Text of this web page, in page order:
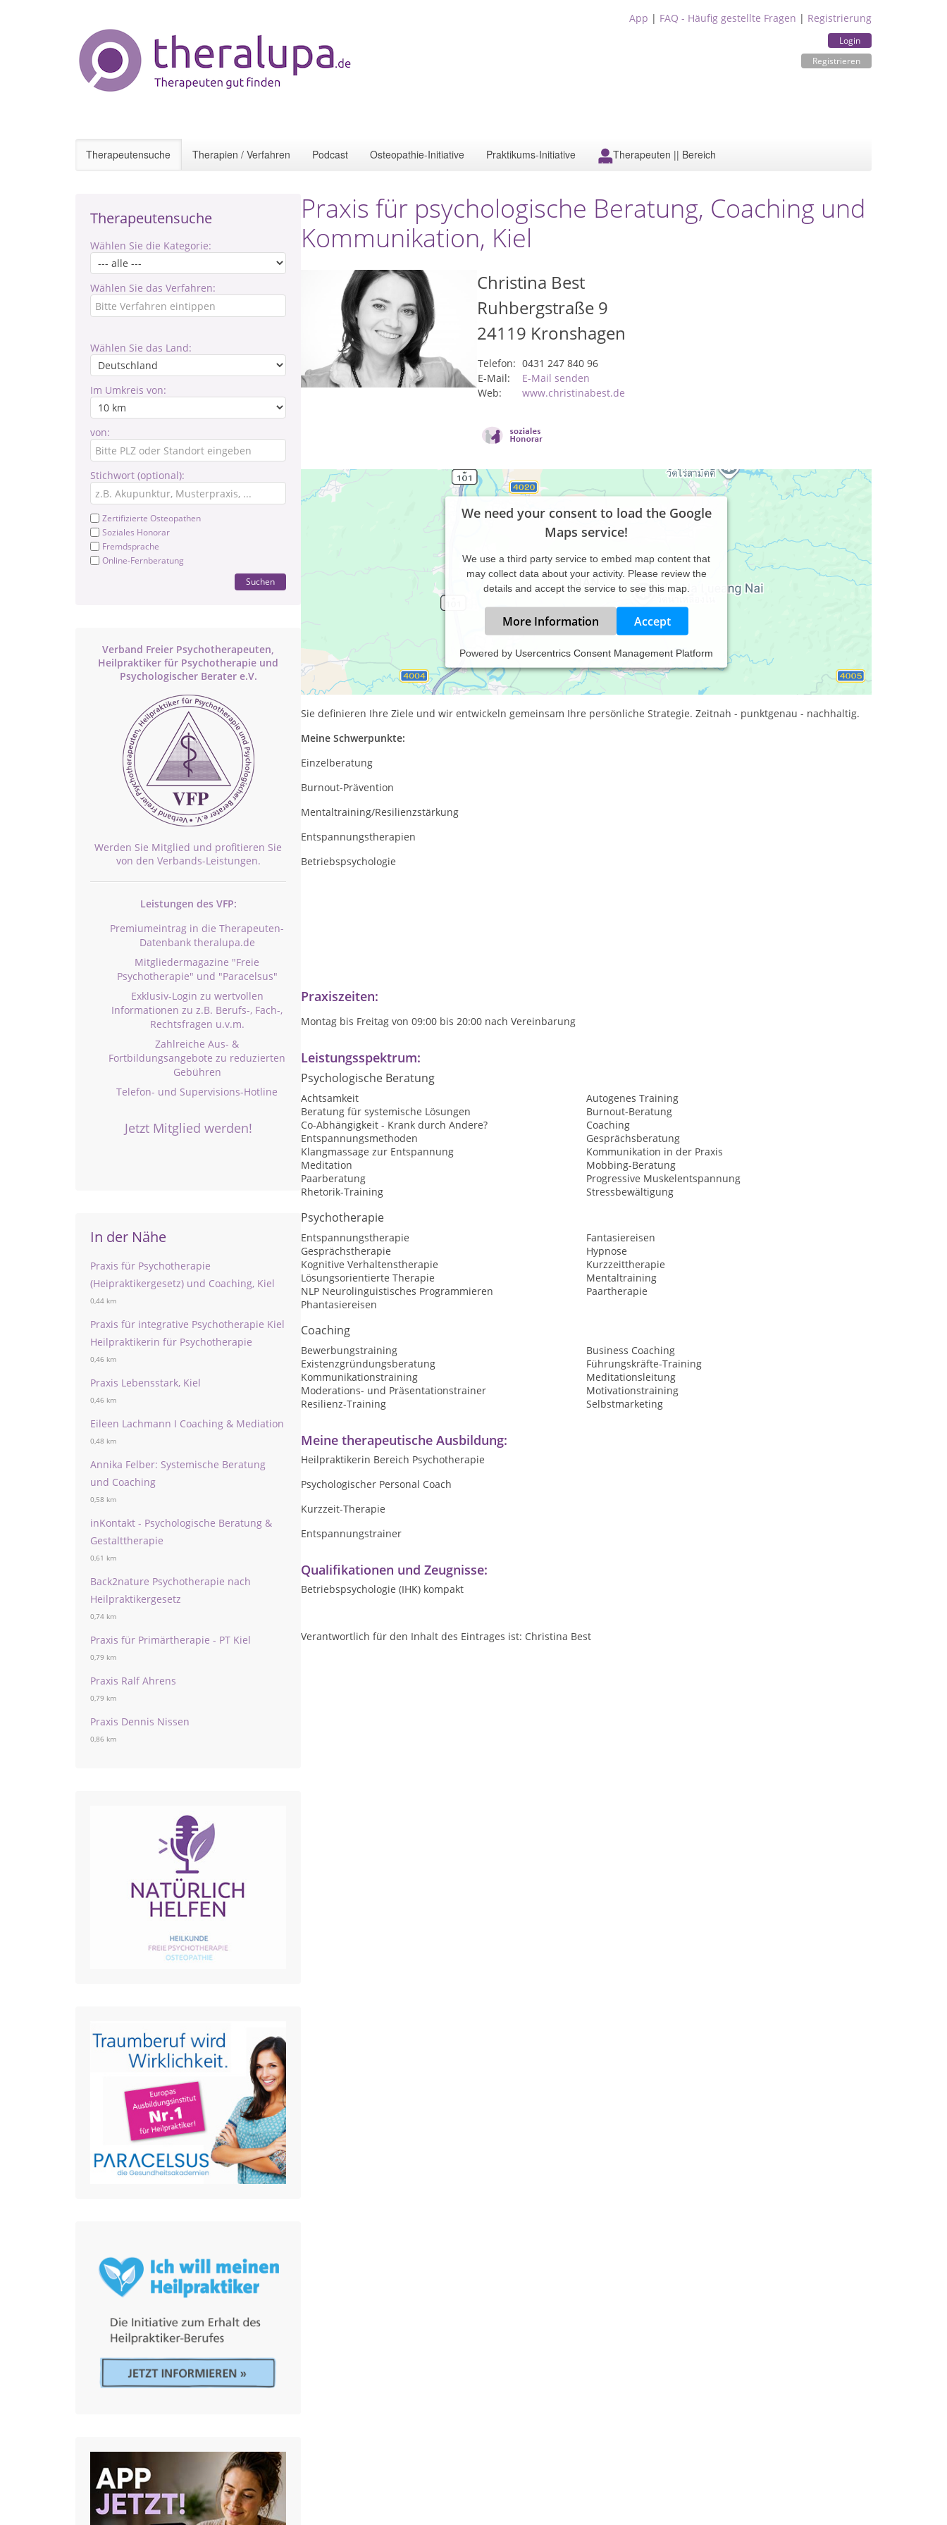
App | FAQ - Häufig gestellte Fragen | Registrierung
Login
Registrieren
Therapeutensuche Therapien / Verfahren Podcast Osteopathie-Initiative Praktikums-Initiative Therapeuten || Bereich
Therapeutensuche
Wählen Sie die Kategorie:
Wählen Sie das Verfahren:
Wählen Sie das Land:
Im Umkreis von:
von:
Stichwort (optional):
Zertifizierte Osteopathen
Soziales Honorar
Fremdsprache
Online-Fernberatung
Suchen
Verband Freier Psychotherapeuten,
Heilpraktiker für Psychotherapie und
Psychologischer Berater e.V.
Werden Sie Mitglied und profitieren Sie
von den Verbands-Leistungen.
Leistungen des VFP:
Premiumeintrag in die Therapeuten-
Datenbank theralupa.de
Mitgliedermagazine "Freie
Psychotherapie" und "Paracelsus"
Exklusiv-Login zu wertvollen
Informationen zu z.B. Berufs-, Fach-,
Rechtsfragen u.v.m.
Zahlreiche Aus- &
Fortbildungsangebote zu reduzierten
Gebühren
Telefon- und Supervisions-Hotline
Jetzt Mitglied werden!
In der Nähe
Praxis für Psychotherapie
(Heipraktikergesetz) und Coaching, Kiel
0,44 km
Praxis für integrative Psychotherapie Kiel
Heilpraktikerin für Psychotherapie
0,46 km
Praxis Lebensstark, Kiel
0,46 km
Eileen Lachmann I Coaching & Mediation
0,48 km
Annika Felber: Systemische Beratung
und Coaching
0,58 km
inKontakt - Psychologische Beratung &
Gestalttherapie
0,61 km
Back2nature Psychotherapie nach
Heilpraktikergesetz
0,74 km
Praxis für Primärtherapie - PT Kiel
0,79 km
Praxis Ralf Ahrens
0,79 km
Praxis Dennis Nissen
0,86 km
Praxis für psychologische Beratung, Coaching und
Kommunikation, Kiel
Christina Best
Ruhbergstraße 9
24119 Kronshagen
Telefon: 0431 247 840 96
E-Mail:
E-Mail senden
Web:
www.christinabest.de
We need your consent to load the Google
Maps service!
We use a third party service to embed map content that
may collect data about your activity. Please review the
details and accept the service to see this map.
More Information Accept
Powered by Usercentrics Consent Management Platform
Praxis für psychologische Beratung, Coaching und Kommunikation
Gerne unterstütze und begleite ich Sie bei persönlichen und beruflichen Veränderungsprozessen.
Sie definieren Ihre Ziele und wir entwickeln gemeinsam Ihre persönliche Strategie. Zeitnah - punktgenau - nachhaltig.
Meine Schwerpunkte:
Einzelberatung
Burnout-Prävention
Mentaltraining/Resilienzstärkung
Entspannungstherapien
Betriebspsychologie
Praxiszeiten:
Montag bis Freitag von 09:00 bis 20:00 nach Vereinbarung
Leistungsspektrum:
Psychologische Beratung
Achtsamkeit
Autogenes Training
Beratung für systemische Lösungen
Burnout-Beratung
Co-Abhängigkeit - Krank durch Andere?
Coaching
Entspannungsmethoden
Gesprächsberatung
Klangmassage zur Entspannung
Kommunikation in der Praxis
Meditation
Mobbing-Beratung
Paarberatung
Progressive Muskelentspannung
Rhetorik-Training
Stressbewältigung
Psychotherapie
Entspannungstherapie
Fantasiereisen
Gesprächstherapie
Hypnose
Kognitive Verhaltenstherapie
Kurzzeittherapie
Lösungsorientierte Therapie
Mentaltraining
NLP Neurolinguistisches Programmieren
Paartherapie
Phantasiereisen
Coaching
Bewerbungstraining
Business Coaching
Existenzgründungsberatung
Führungskräfte-Training
Kommunikationstraining
Meditationsleitung
Moderations- und Präsentationstrainer
Motivationstraining
Resilienz-Training
Selbstmarketing
Meine therapeutische Ausbildung:
Heilpraktikerin Bereich Psychotherapie
Psychologischer Personal Coach
Kurzzeit-Therapie
Entspannungstrainer
Qualifikationen und Zeugnisse:
Betriebspsychologie (IHK) kompakt
Verantwortlich für den Inhalt des Eintrages ist: Christina Best